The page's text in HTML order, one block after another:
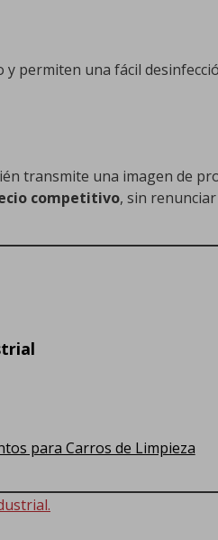
para Carros de Limpieza
permiten una fácil
transmite una imagen de
competitivo, sin